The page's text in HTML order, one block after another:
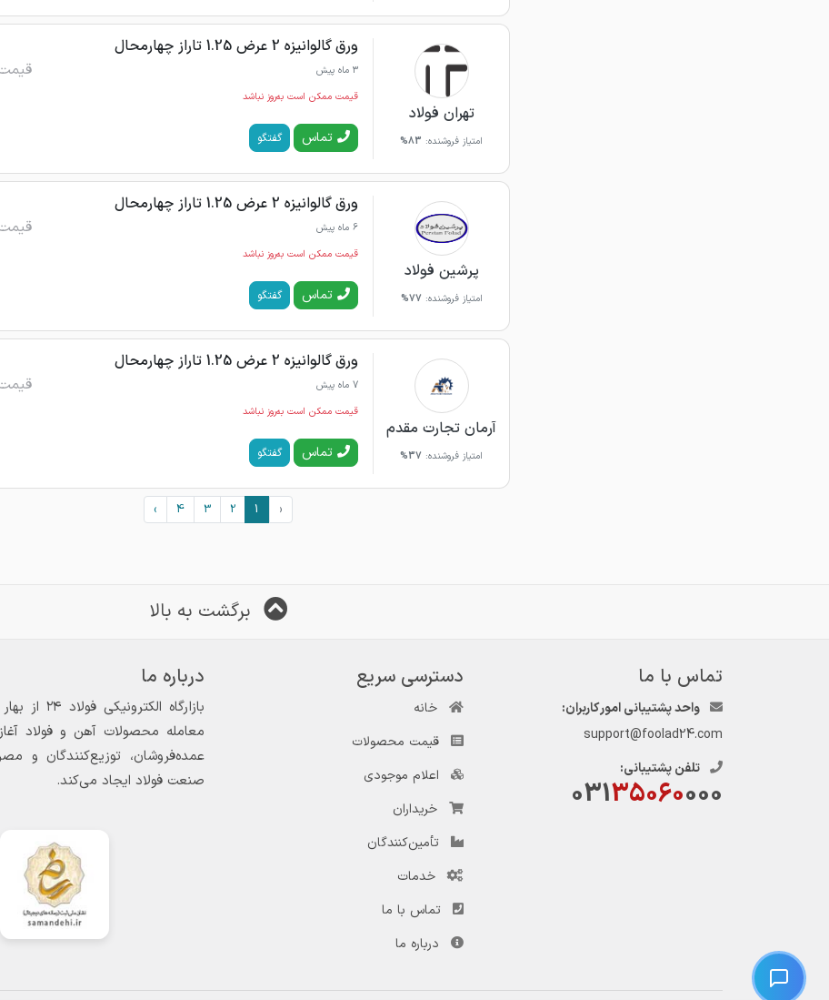
تهران فولاد
امتیاز فروشنده: 83%
ورق گالوانیزه 2 عرض 1.25 تاراز چهارمحال
3 ماه پیش
قیمت ممکن است به‌روز نباشد
تماس گفتگو
پرشین فولاد
امتیاز فروشنده: 77%
ورق گالوانیزه 2 عرض 1.25 تاراز چهارمحال
6 ماه پیش
قیمت ممکن است به‌روز نباشد
تماس گفتگو
آرمان تجارت مقدم
امتیاز فروشنده: 37%
ورق گالوانیزه 2 عرض 1.25 تاراز چهارمحال
7 ماه پیش
قیمت ممکن است به‌روز نباشد
تماس گفتگو
‹
1
2
3
4
›
برگشت به بالا
تماس با ما
واحد پشتیبانی امور کاربران:
support@foolad24.com
تلفن پشتیبانی:
03135060000
دسترسی سریع
خانه
قیمت محصولات
اعلام موجودی
خریداران
تأمین‌کنندگان
خدمات
تماس با ما
درباره ما
درباره ما
معامله محصولات آهن و فولاد آغاز
عمده‌فروشان، توزیع‌کنندگان و
صنعت فولاد ایجاد می‌کند.